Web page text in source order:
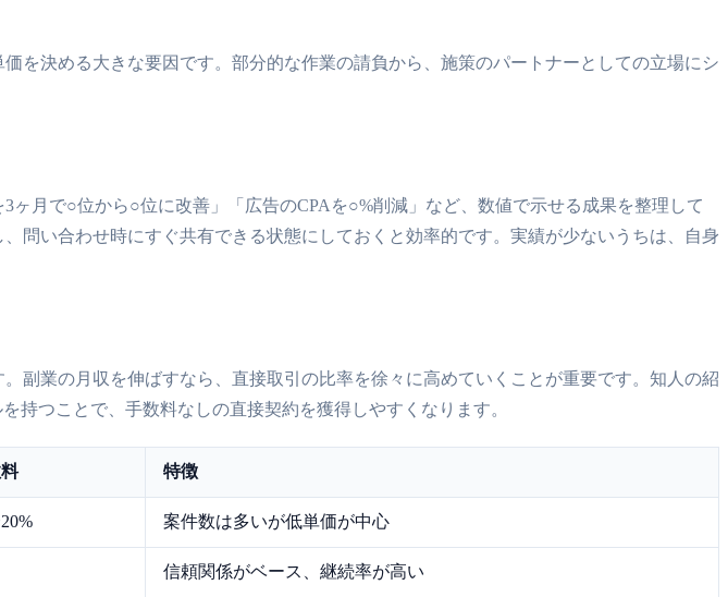
を決める大きな要因です。部分的な作業の請負から、施策のパートナーとしての立場にシ
月で○位から○位に改善」「広告のCPAを○%削減」など、数値で示せる成果を整理して
問い合わせ時にすぐ共有できる状態にしておくと効率的です。実績が少ないうちは、自身
副業の月収を伸ばすなら、直接取引の比率を徐々に高めていくことが重要です。知人の紹
持つことで、手数料なしの直接契約を獲得しやすくなります。
特徴
案件数は多いが低単価が中心
信頼関係がベース、継続率が高い